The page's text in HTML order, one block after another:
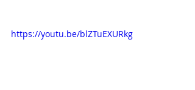
https://youtu.be/blZTuEXURkg